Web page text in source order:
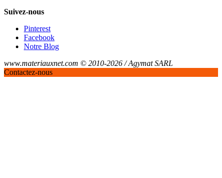
Suivez-nous
Pinterest
Facebook
Notre Blog
www.materiauxnet.com © 2010-2026 / Agymat SARL
Contactez-nous